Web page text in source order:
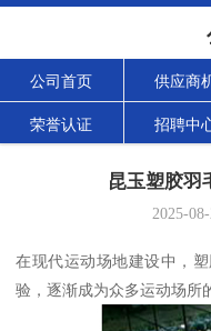
公司首页 供应商
荣誉认证 招聘中
昆玉塑胶羽
2025-
在现代运动场地建设中，
验，逐渐成为众多运动场所